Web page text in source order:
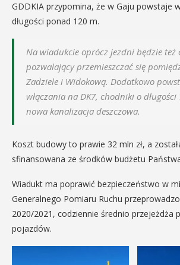
GDDKIA przypomina, że w Gaju powstaje
długości ponad 120 m.
Na wiadukcie oprócz jezdni będzie też
pozwalający przemieszczać się
Zadziele i Widokową. Dodatkowo
włączania na DK7, chodniki o
nowa kanalizacja deszczowa.
Koszt budowy to prawie 32 mln zł, a
sfinansowana ze środków budżetu
Wiadukt ma poprawić bezpieczeństwo w
Generalnego Pomiaru Ruchu
2020/2021, codziennie średnio przejeżdża
pojazdów.